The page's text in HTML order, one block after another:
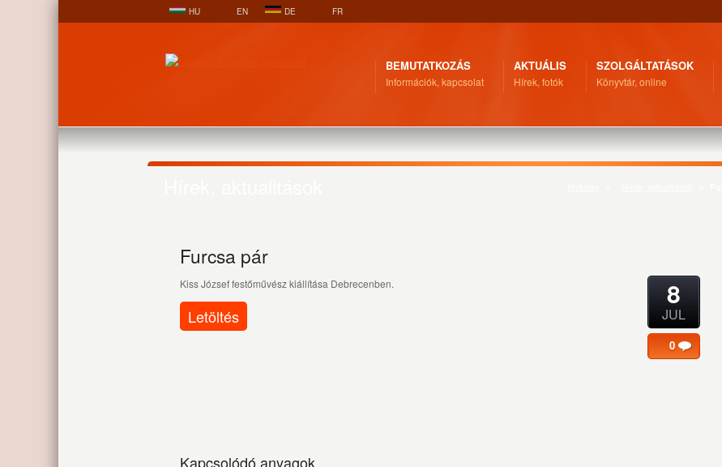
HU EN DE FR
BEMUTATKOZÁS
Információk, kapcsolat
AKTUÁLIS
Hírek, fotók
SZOLGÁLTATÁSOK
Könyvtár, online
Furcsa pár
Kiss József festőművész kiállítása Debrecenben.
Letöltés
8
JUL
0
Kapcsolódó anyagok